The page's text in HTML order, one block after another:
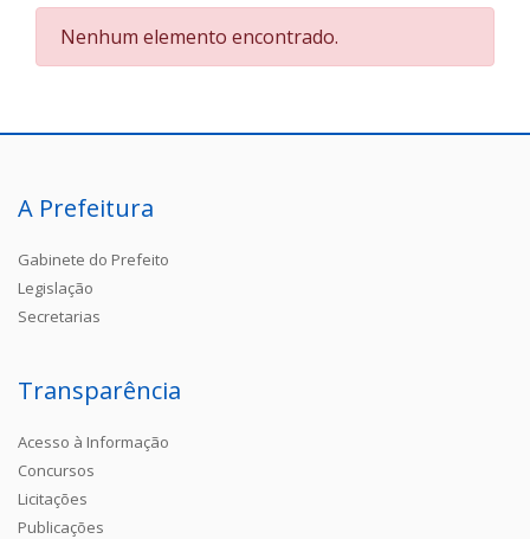
Nenhum elemento encontrado.
A Prefeitura
Gabinete do Prefeito
Legislação
Secretarias
Transparência
Acesso à Informação
Concursos
Licitações
Publicações